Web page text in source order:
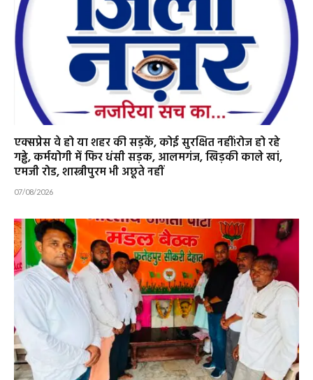
एक्सप्रेस वे हो या शहर की सड़कें, कोई सुरक्षित नहीं!रोज हो रहे
गड्ढे, कर्मयोगी में फिर धंसी सड़क, आलमगंज, खिड़की काले खां,
एमजी रोड, शास्त्रीपुरम भी अछूते नहीं
07/08/2026